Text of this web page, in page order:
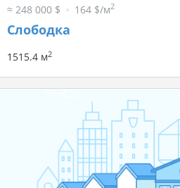
≈ 248 000 $ 164 $/м2
Слободка
1515.4 м2